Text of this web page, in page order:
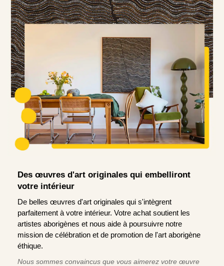
Des œuvres d'art originales qui embelliront
votre intérieur
De belles œuvres d'art originales qui s'intègrent
parfaitement à votre intérieur. Votre achat soutient les
artistes aborigènes et nous aide à poursuivre notre
mission de célébration et de promotion de l'art aborigène
éthique.
Nous sommes convaincus que vous aimerez votre œuvre